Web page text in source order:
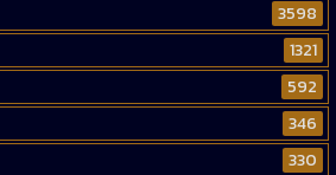
3598
1321
592
346
330